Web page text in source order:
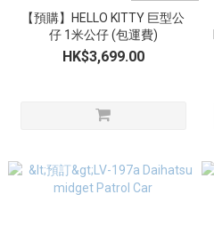
【預購】HELLO KITTY 巨型公
仔 1米公仔 (包運費)
HK$3,699.00